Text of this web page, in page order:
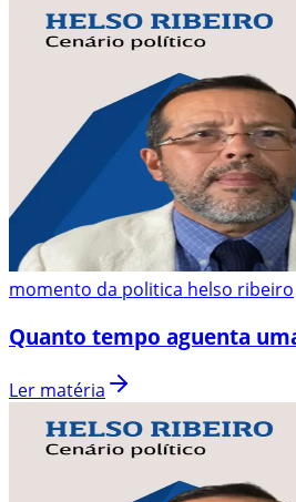
momento da politica helso ribeiro
Quanto tempo aguenta
Ler matéria